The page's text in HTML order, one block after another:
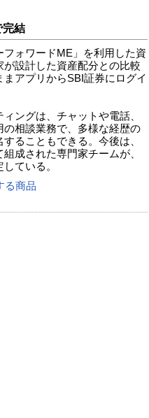
完結
ォワードME」を利用した資
設計した資産配分との比較
アプリからSBI証券にログイ
ングは、チャットや電話、
相談業務で、多様な経歴の
ることもできる。今後は、
成された専門家チームが、
ている。
る商品